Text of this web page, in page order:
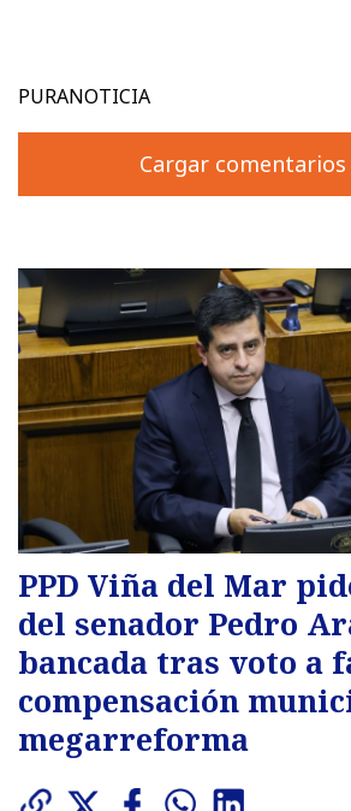
PURANOTICIA
Cargar comentarios
PPD Viña del Mar
del senador Pedro
bancada tras voto a
compensación
megarreforma